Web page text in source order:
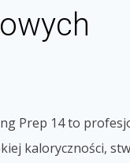
Prep 14 to
kaloryczności,